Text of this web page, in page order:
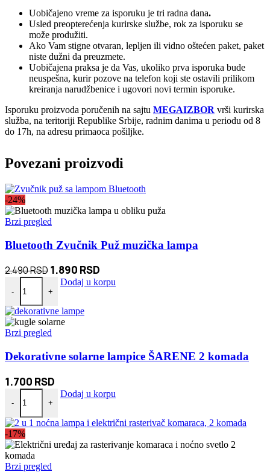
Uobičajeno vreme za isporuku je tri radna dana.
Usled preopterećenja kurirske službe, rok za isporuku se
može produžiti.
Ako Vam stigne otvaran, lepljen ili vidno oštećen paket, paket
niste dužni da preuzmete.
Uobičajena praksa je da Vas, ukoliko prva isporuka bude
neuspešna, kurir pozove na telefon koji ste ostavili prilikom
kreiranja narudžbenice i ugovori novi termin isporuke.
Isporuku proizvoda poručenih na sajtu MEGAIZBOR vrši kurirska
služba, na teritoriji Republike Srbije, radnim danima u periodu od 8
do 17h, na adresu primaoca pošiljke.
Povezani proizvodi
-24%
Brzi pregled
Bluetooth Zvučnik Puž muzička lampa
2.490RSDOriginalna
cena
je
bila:
2.490 RSD.
1.890 RSD
cena
-
Bluetooth Zvučnik Puž muzička lampa količina
+
Dodaj u korpu
Brzi pregled
Dekorativne solarne lampice ŠARENE 2 komada
1.700 RSD
-
Dekorativne solarne lampice ŠARENE 2 komada količina
+
Dodaj u korpu
-17%
Brzi pregled